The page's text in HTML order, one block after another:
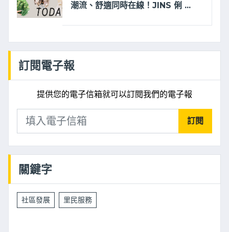
潮流、舒適同時在線！JINS 俐 ...
訂閱電子報
提供您的電子信箱就可以訂閱我們的電子報
訂閱
關鍵字
社區發展 里民服務